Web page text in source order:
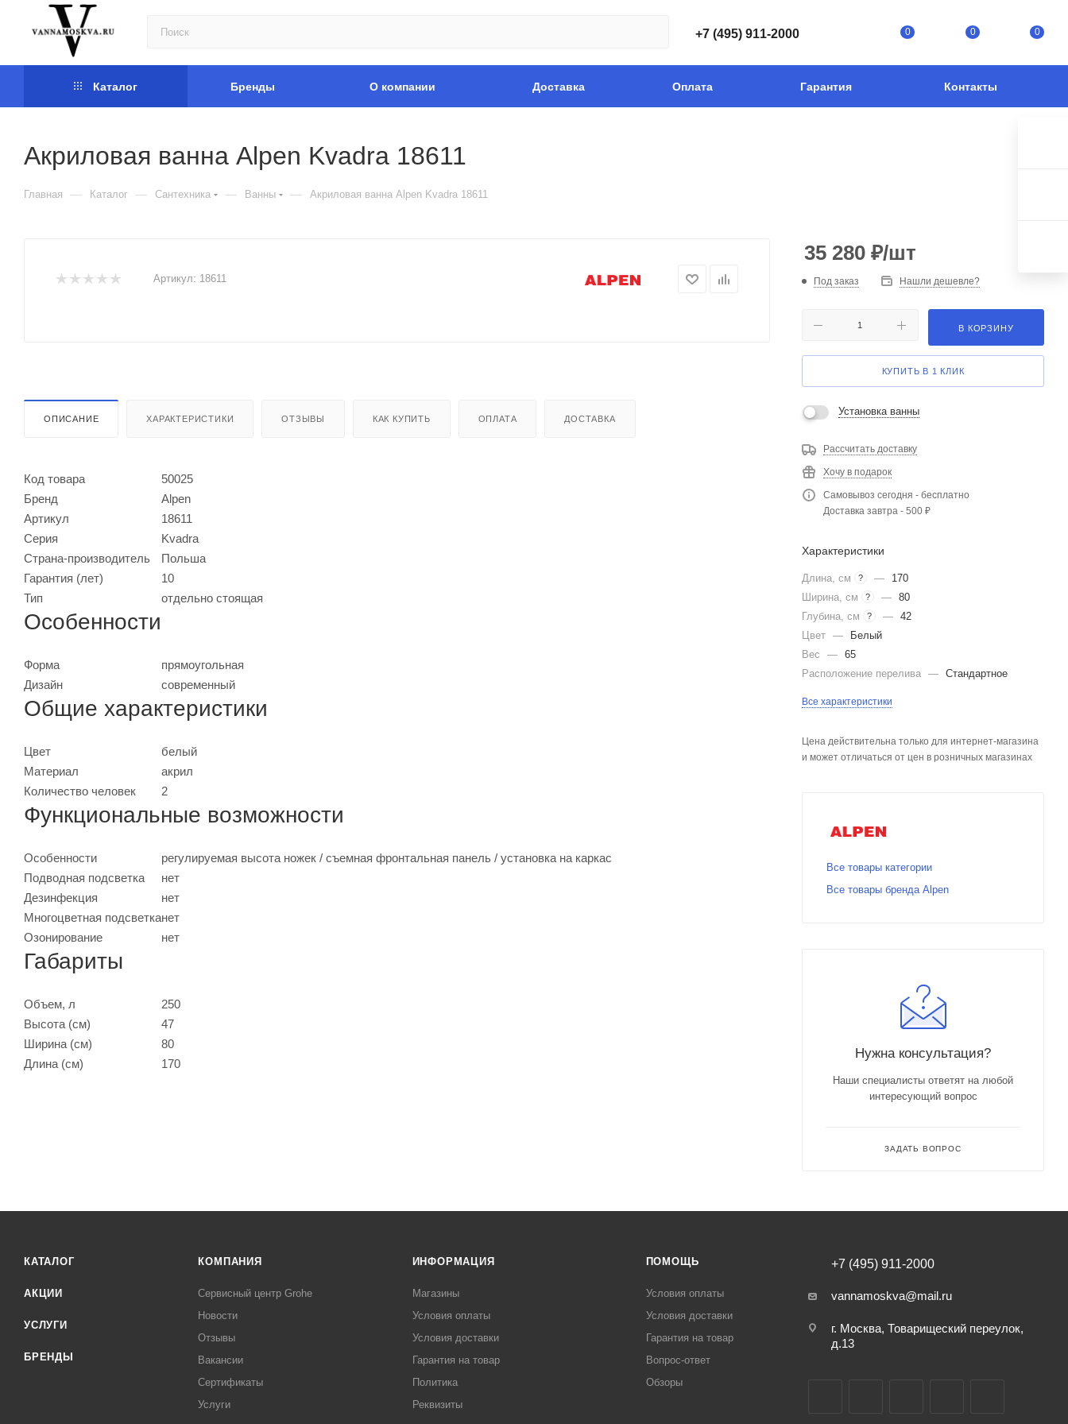
+7 (495) 911-2000 0 0 0
Каталог Бренды О компании Доставка Оплата Гарантия Контакты
Акриловая ванна Alpen Kvadra 18611
Главная — Каталог — Сантехника — Ванны — Акриловая ванна Alpen Kvadra 18611
Артикул: 18611
ОПИСАНИЕ ХАРАКТЕРИСТИКИ ОТЗЫВЫ КАК КУПИТЬ ОПЛАТА ДОСТАВКА
Код товара
50025
Бренд
Alpen
Артикул
18611
Серия
Kvadra
Страна-производитель
Польша
Гарантия (лет)
10
Тип
отдельно стоящая
Особенности
Форма
прямоугольная
Дизайн
современный
Общие характеристики
Цвет
белый
Материал
акрил
Количество человек
2
Функциональные возможности
Особенности
регулируемая высота ножек / съемная фронтальная панель / установка на каркас
Подводная подсветка
нет
Дезинфекция
нет
Многоцветная подсветканет
Озонирование
нет
Габариты
Объем, л
250
Высота (см)
47
Ширина (см)
80
Длина (см)
170
35 280 ₽/шт
Под заказ Нашли дешевле?
В КОРЗИНУ
КУПИТЬ В 1 КЛИК
Установка ванны
Рассчитать доставку
Хочу в подарок
Самовывоз сегодня - бесплатно
Доставка завтра - 500 ₽
Характеристики
Длина, см ? —
170
Ширина, см
? — 80
Глубина, см
? — 42
Цвет —
Белый
Вес
— 65
Расположение перелива — Стандартное
Все характеристики
Цена действительна только для интернет-магазина
и может отличаться от цен в розничных магазинах
Все товары категории
Все товары бренда Alpen
Нужна консультация?
Наши специалисты ответят на любой
интересующий вопрос
ЗАДАТЬ ВОПРОС
КАТАЛОГ
АКЦИИ
УСЛУГИ
БРЕНДЫ
КОМПАНИЯ
Сервисный центр Grohe
Новости
Отзывы
Вакансии
Сертификаты
Услуги
ИНФОРМАЦИЯ
Магазины
Условия оплаты
Условия доставки
Гарантия на товар
Политика
Реквизиты
ПОМОЩЬ
Условия оплаты
Условия доставки
Гарантия на товар
Вопрос-ответ
Обзоры
+7 (495) 911-2000
vannamoskva@mail.ru
г. Москва, Товарищеский переулок,
д.13